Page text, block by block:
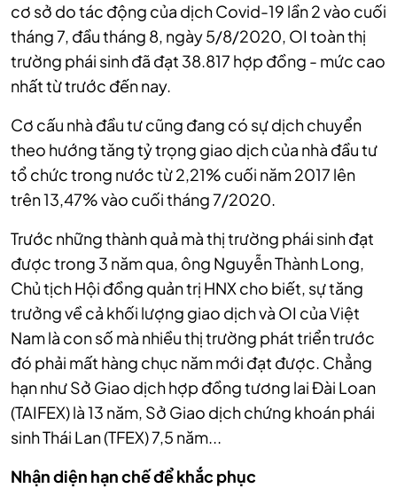
cơ sở do tác động của dịch Covid-19 lần 2 vào cuối
tháng 7, đầu tháng 8, ngày 5/8/2020, OI toàn thị
trường phái sinh đã đạt 38.817 hợp đồng - mức cao
nhất từ trước đến nay.
Cơ cấu nhà đầu tư cũng đang có sự dịch chuyển
theo hướng tăng tỷ trọng giao dịch của nhà đầu tư
tổ chức trong nước từ 2,21% cuối năm 2017 lên
trên 13,47% vào cuối tháng 7/2020.
Trước những thành quả mà thị trường phái sinh đạt
được trong 3 năm qua, ông Nguyễn Thành Long,
Chủ tịch Hội đồng quản trị HNX cho biết, sự tăng
trưởng về cả khối lượng giao dịch và OI của Việt
Nam là con số mà nhiều thị trường phát triển trước
đó phải mất hàng chục năm mới đạt được. Chẳng
hạn như Sở Giao dịch hợp đồng tương lai Đài Loan
(TAIFEX) là 13 năm, Sở Giao dịch chứng khoán phái
sinh Thái Lan (TFEX) 7,5 năm...
Nhận diện hạn chế để khắc phục